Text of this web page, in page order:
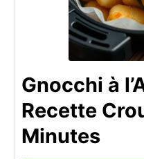
Gnocchi à
Recette
Minutes